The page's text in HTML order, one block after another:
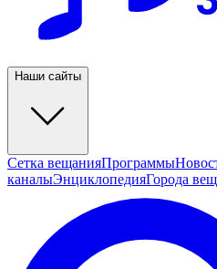
Наши сайты
Сетка вещанияПрограммы
каналыЭнциклопедияГорода